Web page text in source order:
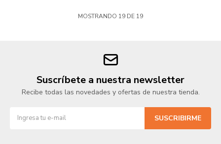
MOSTRANDO 19 DE 19
Suscríbete a nuestra newsletter
Recibe todas las novedades y ofertas de nuestra tienda.
SUSCRIBIRME